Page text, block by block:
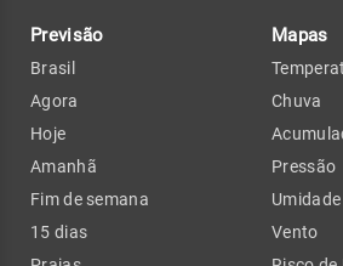
Previsão
Brasil
Agora
Hoje
Amanhã
Fim de semana
15 dias
Mapas
Chuva
Pressão
Vento